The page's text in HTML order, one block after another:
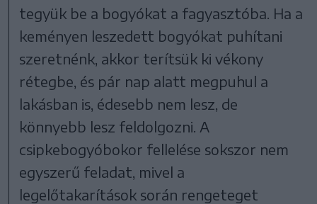
tegyük be a bogyókat a fagyasztóba. Ha a
keményen leszedett bogyókat puhítani
szeretnénk, akkor terítsük ki vékony
rétegbe, és pár nap alatt megpuhul a
lakásban is, édesebb nem lesz, de
könnyebb lesz feldolgozni. A
csipkebogyóbokor fellelése sokszor nem
egyszerű feladat, mivel a
legelőtakarítások során rengeteget